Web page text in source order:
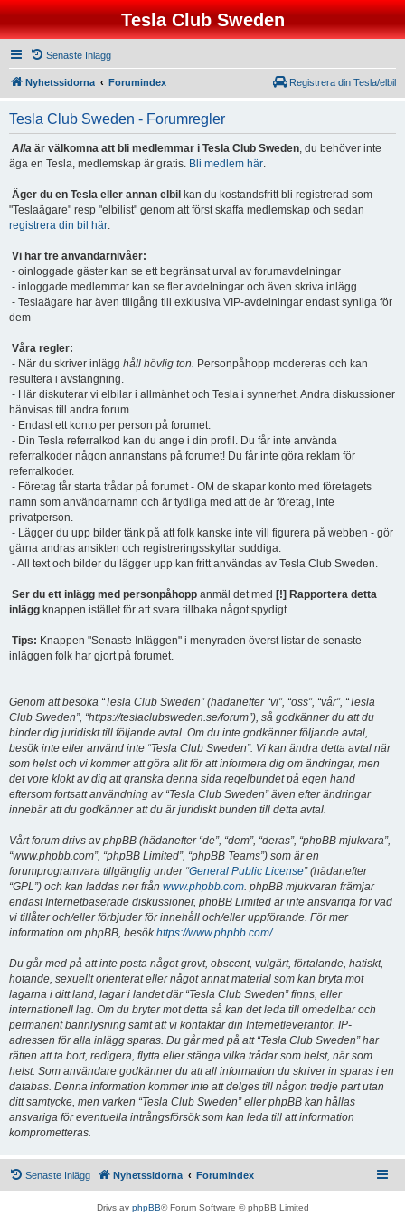
Tesla Club Sweden
Senaste Inlägg
Nyhetssidorna Forumindex Registrera din Tesla/elbil
Tesla Club Sweden - Forumregler
Alla är välkomna att bli medlemmar i Tesla Club Sweden, du behöver inte
äga en Tesla, medlemskap är gratis. Bli medlem här.
Äger du en Tesla eller annan elbil kan du kostandsfritt bli registrerad som
"Teslaägare" resp "elbilist" genom att först skaffa medlemskap och sedan
registrera din bil här.
Vi har tre användarnivåer:
- oinloggade gäster kan se ett begränsat urval av forumavdelningar
- inloggade medlemmar kan se fler avdelningar och även skriva inlägg
- Teslaägare har även tillgång till exklusiva VIP-avdelningar endast synliga för
dem
Våra regler:
- När du skriver inlägg håll hövlig ton. Personpåhopp modereras och kan
resultera i avstängning.
- Här diskuterar vi elbilar i allmänhet och Tesla i synnerhet. Andra diskussioner
hänvisas till andra forum.
- Endast ett konto per person på forumet.
- Din Tesla referralkod kan du ange i din profil. Du får inte använda
referralkoder någon annanstans på forumet! Du får inte göra reklam för
referralkoder.
- Företag får starta trådar på forumet - OM de skapar konto med företagets
namn som användarnamn och är tydliga med att de är företag, inte
privatperson.
- Lägger du upp bilder tänk på att folk kanske inte vill figurera på webben - gör
gärna andras ansikten och registreringsskyltar suddiga.
- All text och bilder du lägger upp kan fritt användas av Tesla Club Sweden.
Ser du ett inlägg med personpåhopp anmäl det med [!] Rapportera detta
inlägg knappen istället för att svara tillbaka något spydigt.
Tips: Knappen "Senaste Inläggen" i menyraden överst listar de senaste
inläggen folk har gjort på forumet.
Genom att besöka “Tesla Club Sweden” (hädanefter “vi”, “oss”, “vår”, “Tesla
Club Sweden”, “https://teslaclubsweden.se/forum”), så godkänner du att du
binder dig juridiskt till följande avtal. Om du inte godkänner följande avtal,
besök inte eller använd inte “Tesla Club Sweden”. Vi kan ändra detta avtal när
som helst och vi kommer att göra allt för att informera dig om ändringar, men
det vore klokt av dig att granska denna sida regelbundet på egen hand
eftersom fortsatt användning av “Tesla Club Sweden” även efter ändringar
innebär att du godkänner att du är juridiskt bunden till detta avtal.
Vårt forum drivs av phpBB (hädanefter “de”, “dem”, “deras”, “phpBB mjukvara”,
“www.phpbb.com”, “phpBB Limited”, “phpBB Teams”) som är en
forumprogramvara tillgänglig under “General Public License” (hädanefter
“GPL”) och kan laddas ner från www.phpbb.com. phpBB mjukvaran främjar
endast Internetbaserade diskussioner, phpBB Limited är inte ansvariga för vad
vi tillåter och/eller förbjuder för innehåll och/eller uppförande. För mer
information om phpBB, besökhttps://www.phpbb.com/.
Du går med på att inte posta något grovt, obscent, vulgärt, förtalande, hatiskt,
hotande, sexuellt orienterat eller något annat material som kan bryta mot
lagarna i ditt land, lagar i landet där “Tesla Club Sweden” finns, eller
internationell lag. Om du bryter mot detta så kan det leda till omedelbar och
permanent bannlysning samt att vi kontaktar din Internetleverantör. IP-
adressen för alla inlägg sparas. Du går med på att “Tesla Club Sweden” har
rätten att ta bort, redigera, flytta eller stänga vilka trådar som helst, när som
helst. Som användare godkänner du att all information du skriver in sparas i en
databas. Denna information kommer inte att delges till någon tredje part utan
ditt samtycke, men varken “Tesla Club Sweden” eller phpBB kan hållas
ansvariga för eventuella intrångsförsök som kan leda till att information
komprometteras.
Senaste Inlägg Nyhetssidorna Forumindex
Drivs av phpBB® Forum Software © phpBB Limited